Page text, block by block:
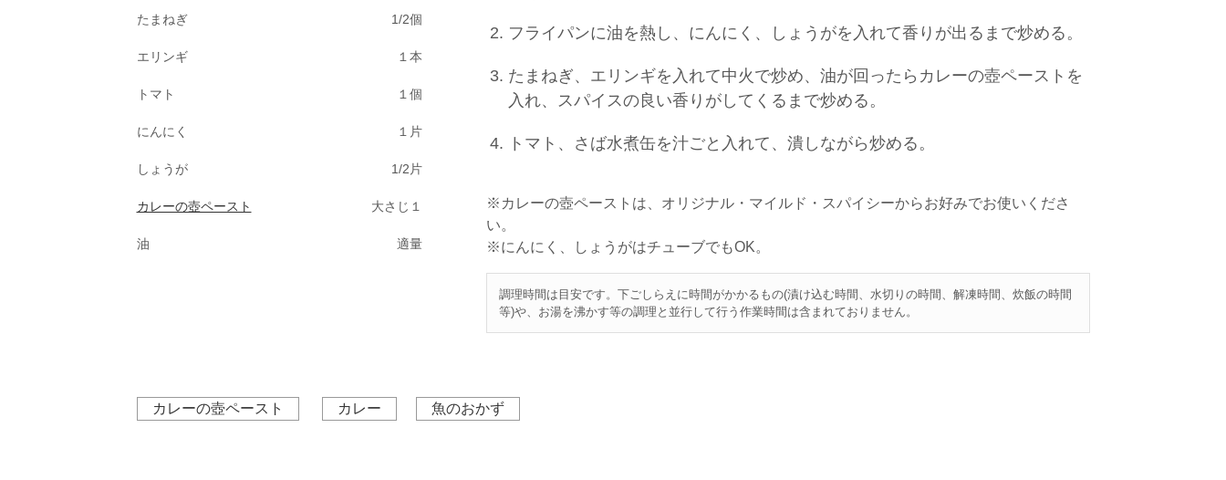
たまねぎ 1/2個
エリンギ １本
トマト １個
にんにく １片
しょうが 1/2片
カレーの壺ペースト 大さじ１
油 適量
フライパンに油を熱し、にんにく、しょうがを入れて香りが出るまで炒める。
たまねぎ、エリンギを入れて中火で炒め、油が回ったらカレーの壺ペーストを
入れ、スパイスの良い香りがしてくるまで炒める。
トマト、さば水煮缶を汁ごと入れて、潰しながら炒める。
※カレーの壺ペーストは、オリジナル・マイルド・スパイシーからお好みでお使いくださ
い。
※にんにく、しょうがはチューブでもOK。
調理時間は目安です。下ごしらえに時間がかかるもの(漬け込む時間、水切りの時間、解凍時間、炊飯の時間
等)や、お湯を沸かす等の調理と並行して行う作業時間は含まれておりません。
カレーの壺ペースト カレー 魚のおかず